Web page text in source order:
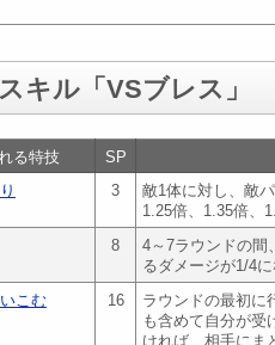
キル「VSブレス」
る特技 SP
3
敵1体に対し、敵
1.25倍、1.35倍、
8
4～7ラウンドの間
るダメージが1/4に
こむ
16
ラウンドの最初に
も含めて自分が受
ければ、相手にま